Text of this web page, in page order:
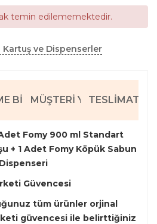
temin edilememektedir.
Kartuş ve Dispenserler
BILGILERI
MÜŞTERI YORUMLARI
TESLIMAT
Fomy 900 ml Standart
+ 1 Adet Fomy Köpük Sabun
Dispenseri
Güvencesi
tüm ürünler orjinal
güvencesi ile belirttiğiniz